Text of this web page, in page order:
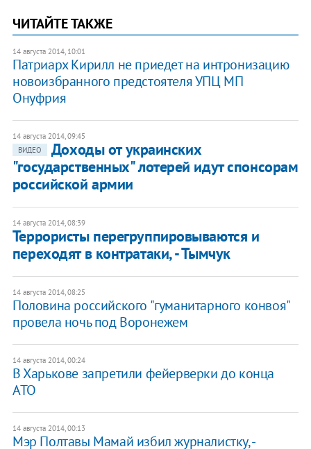
ЧИТАЙТЕ ТАКЖЕ
14 августа 2014, 10:01
Патриарх Кирилл не приедет на интронизацию
новоизбранного предстоятеля УПЦ МП
Онуфрия
14 августа 2014, 09:45
ВИДЕО
Доходы от украинских
"государственных" лотерей идут спонсорам
российской армии
14 августа 2014, 08:39
Террористы перегруппировываются и
переходят в контратаки, - Тымчук
14 августа 2014, 08:25
Половина российского "гуманитарного конвоя"
провела ночь под Воронежем
14 августа 2014, 00:24
В Харькове запретили фейерверки до конца
АТО
14 августа 2014, 00:13
Мэр Полтавы Мамай избил журналистку, -